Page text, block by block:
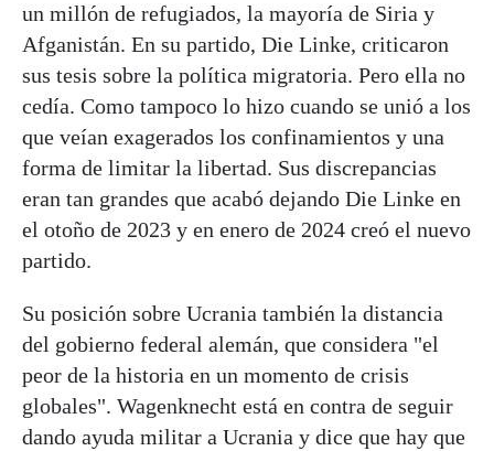
un millón de refugiados, la mayoría de Siria y
Afganistán. En su partido, Die Linke, criticaron
sus tesis sobre la política migratoria. Pero ella no
cedía. Como tampoco lo hizo cuando se unió a los
que veían exagerados los confinamientos y una
forma de limitar la libertad. Sus discrepancias
eran tan grandes que acabó dejando Die Linke en
el otoño de 2023 y en enero de 2024 creó el nuevo
partido.
Su posición sobre Ucrania también la distancia
del gobierno federal alemán, que considera "el
peor de la historia en un momento de crisis
globales". Wagenknecht está en contra de seguir
dando ayuda militar a Ucrania y dice que hay que